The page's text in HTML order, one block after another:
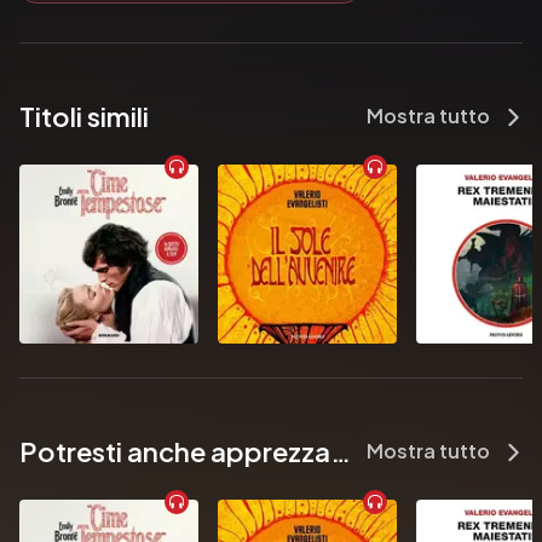
Titoli simili Mostra tutto
Potresti anche apprezzare... Mostra tutto